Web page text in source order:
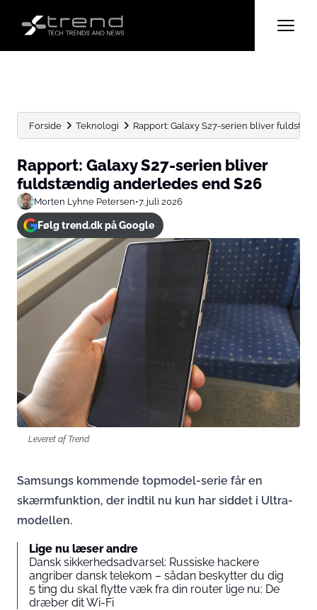
Forside Teknologi Rapport: Galaxy S27-serien bliver
Rapport: Galaxy S27-serien bliver
fuldstændig anderledes end S26
Morten Lyhne Petersen•7. juli 2026
Følg trend.dk på Google
Leveret af Trend
Samsungs kommende topmodel-serie får en
skærmfunktion, der indtil nu kun har siddet i Ultra-
modellen.
Lige nu læser andre
Dansk sikkerhedsadvarsel: Russiske hackere
angriber dansk telekom – sådan beskytter du dig
5 ting du skal flytte væk fra din router lige nu: De
dræber dit Wi-Fi